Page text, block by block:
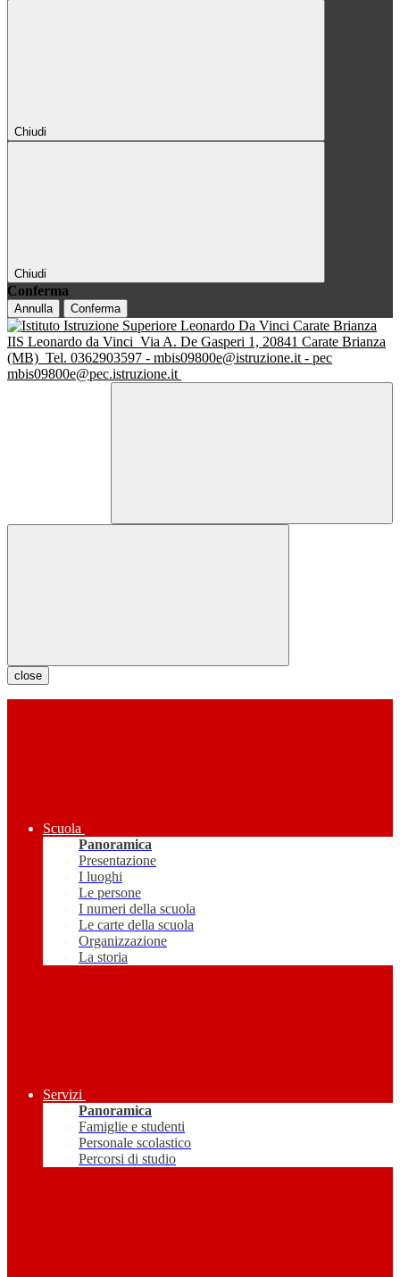
Chiudi
Chiudi
Conferma
Annulla Conferma
IIS Leonardo da Vinci Via A. De Gasperi 1, 20841 Carate Brianza
(MB) Tel. 0362903597 - mbis09800e@istruzione.it - pec
mbis09800e@pec.istruzione.it
close
Scuola
Panoramica
Presentazione
I luoghi
Le persone
I numeri della scuola
Le carte della scuola
Organizzazione
La storia
Servizi
Panoramica
Famiglie e studenti
Personale scolastico
Percorsi di studio